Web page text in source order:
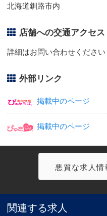
北海道釧路市内
店舗への交通アクセス
詳細はお問い合わせください
外部リンク
掲載中のページ
掲載中のページ
悪質な求人
関連する求人